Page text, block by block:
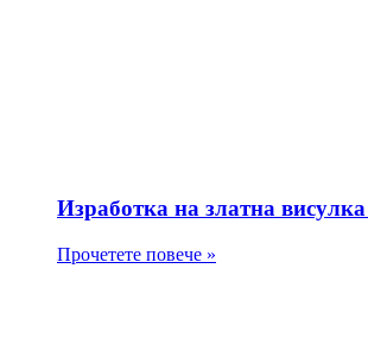
Изработка на златна
Прочетете повече »